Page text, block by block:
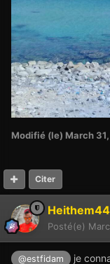
Modifié (le) March
Citer
Heithem44
Posté(e)
@estfidam
je